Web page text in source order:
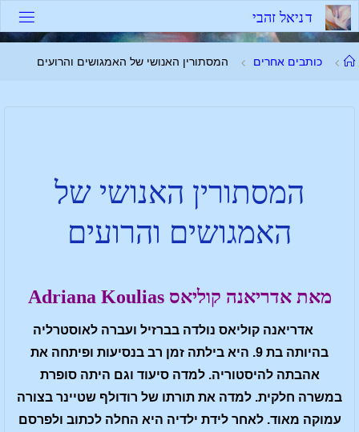
דניאל זהבי
כותבים אחרים המסתורין האנושי של האמגושים והרועים
המסתורין האנושי של
האמגושים והרועים
מאת אדריאנה קוליאס Adriana Koulias
אדריאנה קוליאס נולדה בברזיל ועברה לאוסטרליה
בהיותה בת 9. היא בילתה זמן רב בנסיעות ופיתחה את
אהבתה להיסטוריה. למדה סיעוד וגם היתה סופרת
במשרה חלקית. למדה את תורתו של רודולף שטיינר בצורה
עמוקה מאוד. לאחר לידת ילדיה היא החלה לכתוב ולפרסם